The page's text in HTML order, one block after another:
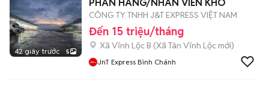
42 giây trước 5
PHÂN HÀNG/NHÂN VIÊN KHO
CÔNG TY TNHH J&T EXPRESS VIỆT NAM
Đến 15 triệu/tháng
Xã Vĩnh Lộc B (Xã Tân Vĩnh Lộc mới)
JnT Express Bình Chánh